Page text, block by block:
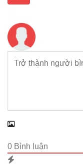
0 Bình luận